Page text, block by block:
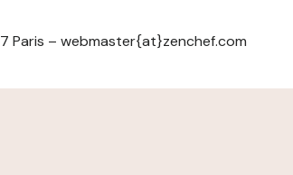
Paris – webmaster{at}zenchef.com